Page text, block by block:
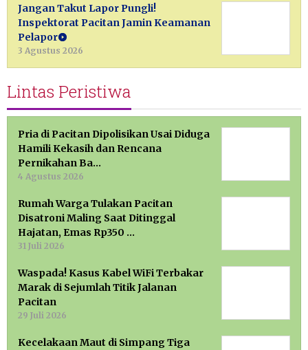
Jangan Takut Lapor Pungli!
Inspektorat Pacitan Jamin Keamanan
Pelapor
3 Agustus 2026
Lintas Peristiwa
Pria di Pacitan Dipolisikan Usai Diduga
Hamili Kekasih dan Rencana
Pernikahan Ba…
4 Agustus 2026
Rumah Warga Tulakan Pacitan
Disatroni Maling Saat Ditinggal
Hajatan, Emas Rp350 …
31 Juli 2026
Waspada! Kasus Kabel WiFi Terbakar
Marak di Sejumlah Titik Jalanan
Pacitan
29 Juli 2026
Kecelakaan Maut di Simpang Tiga